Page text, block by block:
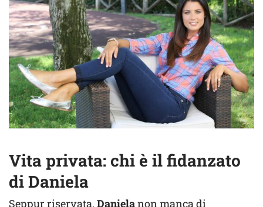
Vita privata: chi è il fidanzato
di Daniela
Seppur riservata, Danielanon manca di